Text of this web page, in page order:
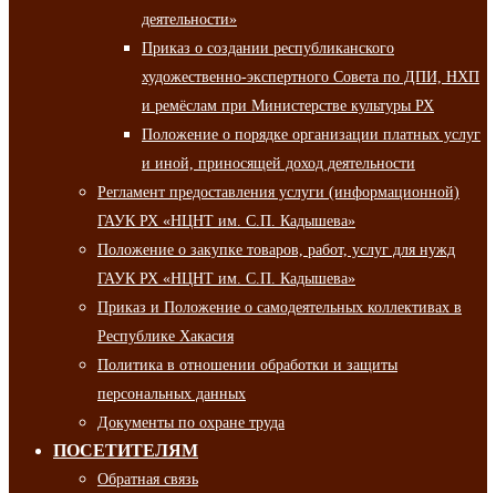
деятельности»
Приказ о создании республиканского
художественно-экспертного Совета по ДПИ, НХП
и ремёслам при Министерстве культуры РХ
Положение о порядке организации платных услуг
и иной, приносящей доход деятельности
Регламент предоставления услуги (информационной)
ГАУК РХ «НЦНТ им. С.П. Кадышева»
Положение о закупке товаров, работ, услуг для нужд
ГАУК РХ «НЦНТ им. С.П. Кадышева»
Приказ и Положение о самодеятельных коллективах в
Республике Хакасия
Политика в отношении обработки и защиты
персональных данных
Документы по охране труда
ПОСЕТИТЕЛЯМ
Обратная связь